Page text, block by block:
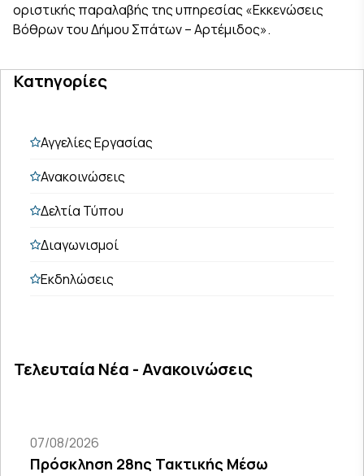
οριστικής παραλαβής της υπηρεσίας «Εκκενώσεις
Βόθρων του Δήμου Σπάτων – Αρτέμιδος».
Κατηγορίες
Αγγελίες Εργασίας
Ανακοινώσεις
Δελτία Τύπου
Διαγωνισμοί
Εκδηλώσεις
Τελευταία Νέα - Ανακοινώσεις
07/08/2026
Πρόσκληση 28ης Τακτικής Μέσω